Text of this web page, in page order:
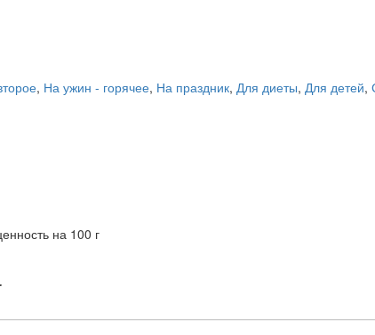
, На ужин - горячее, На праздник, Для диеты, Для детей,
на 100 г